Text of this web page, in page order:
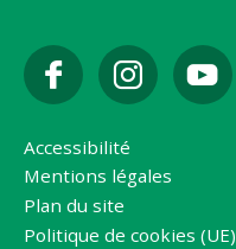
Accessibilité
Mentions légales
Plan du site
Politique de cookies (UE)